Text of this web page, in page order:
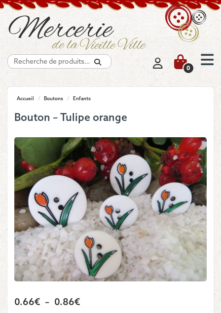
Recherche
0
Accueil / Boutons / Enfants
Bouton – Tulipe orange
0.66€ – 0.86€Plage